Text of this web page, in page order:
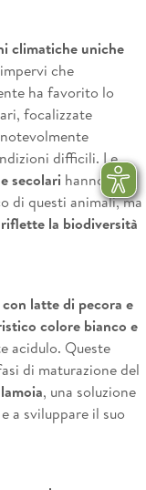
climatiche uniche
che
ha favorito lo
focalizzate
difficili. Le
secolari hanno
di questi animali, ma
la biodiversità
latte di pecora e
colore bianco e
acidulo. Queste
di maturazione del
, una soluzione
a sviluppare il suo